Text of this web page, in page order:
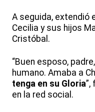
A seguida, extendió
Cecilia y sus hijos
Cristóbal.
“Buen esposo,
humano. Amaba a
tenga en su Gloria”,
en la red social.